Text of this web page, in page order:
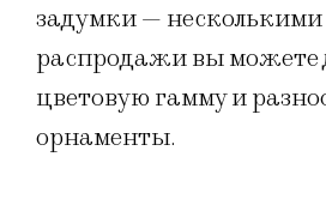
задумки — несколькими
распродажи вы можете
цветовую гамму и
орнаменты.